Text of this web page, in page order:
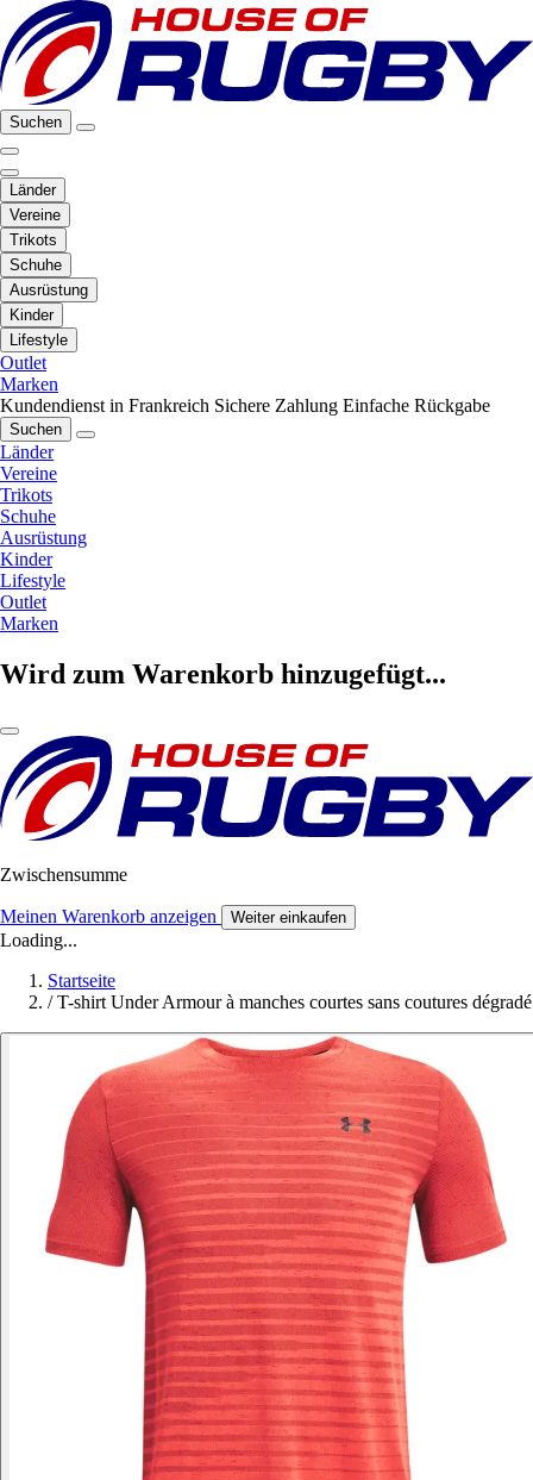
Suchen
Länder
Vereine
Trikots
Schuhe
Ausrüstung
Kinder
Lifestyle
Outlet
Marken
Kundendienst in Frankreich Sichere Zahlung Einfache Rückgabe
Suchen
Länder
Vereine
Trikots
Schuhe
Ausrüstung
Kinder
Lifestyle
Outlet
Marken
Wird zum Warenkorb hinzugefügt...
Zwischensumme
Meinen Warenkorb anzeigen Weiter einkaufen
Loading...
Startseite
/ T-shirt Under Armour à manches courtes sans coutures dégradé